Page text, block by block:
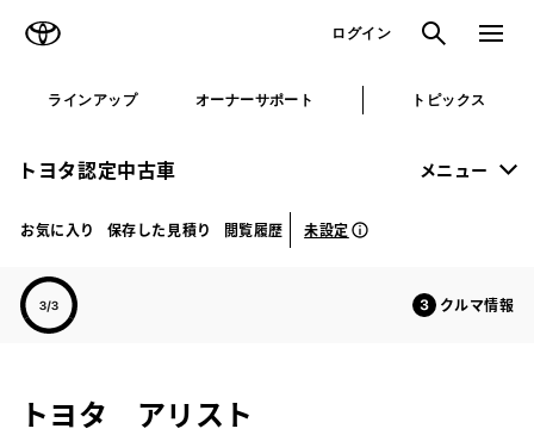
ログイン 検索 メニュ
ラインアップ オーナーサポート トピックス
トヨタ認定中古車 メニュー
お気に入り 保存した見積り 閲覧履歴 未設定
クルマ情報
トヨタ アリスト